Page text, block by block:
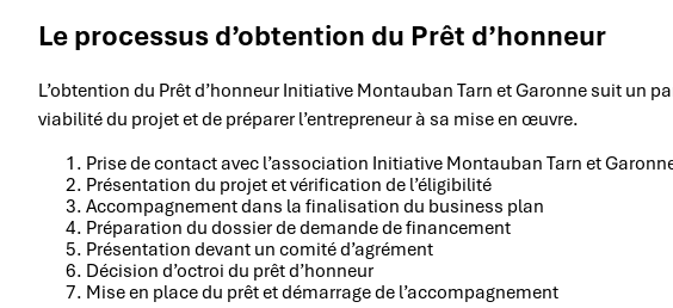
Le processus d’obtention du Prêt d’honneur
L’obtention du Prêt d’honneur Initiative Montauban Tarn et Garonne suit un
viabilité du projet et de préparer l’entrepreneur à sa mise en œuvre.
Prise de contact avec l’association Initiative Montauban Tarn et
Présentation du projet et vérification de l’éligibilité
Accompagnement dans la finalisation du business plan
Préparation du dossier de demande de financement
Présentation devant un comité d’agrément
Décision d’octroi du prêt d’honneur
Mise en place du prêt et démarrage de l’accompagnement